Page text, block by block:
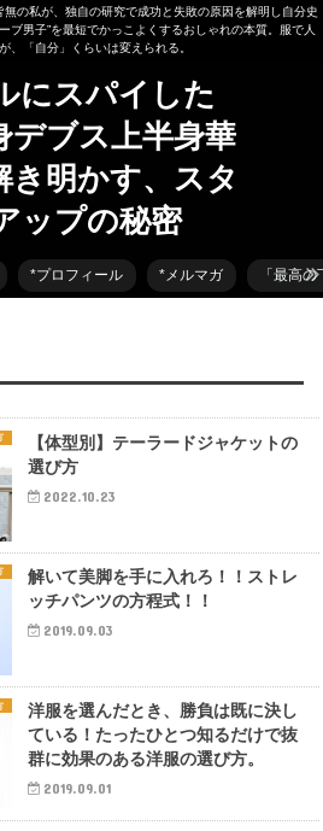
の私が、独自の研究で成功と失敗の原因を解明し自分史
ブ男子”を最短でかっこよくするおしゃれの本質。服で人
、「自分」くらいは変えられる。
にスパイした
デブス上半身華
き明かす、スタ
ップの秘密
*プロフィール *メルマガ 「最高
【体型別】テーラードジャケットの
選び方
2022.10.23
解いて美脚を手に入れろ！！ストレ
ッチパンツの方程式！！
2019.09.03
洋服を選んだとき、勝負は既に決し
ている！たったひとつ知るだけで抜
群に効果のある洋服の選び方。
2019.09.01